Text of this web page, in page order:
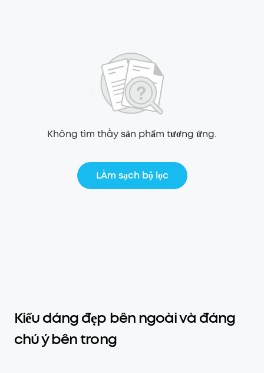
Không tìm thấy sản phẩm tương ứng.
LÀm sạch bộ lọc
Kiểu dáng đẹp bên ngoài và đáng
chú ý bên trong